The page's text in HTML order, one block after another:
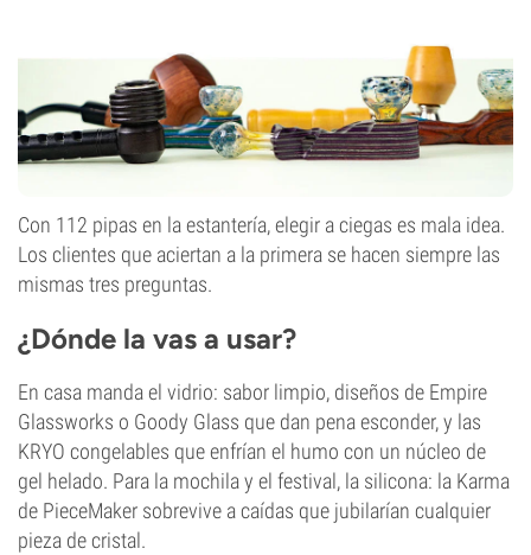
Con 112 pipas en la estantería, elegir a ciegas es mala idea.
Los clientes que aciertan a la primera se hacen siempre las
mismas tres preguntas.
¿Dónde la vas a usar?
En casa manda el vidrio: sabor limpio, diseños de Empire
Glassworks o Goody Glass que dan pena esconder, y las
KRYO congelables que enfrían el humo con un núcleo de
gel helado. Para la mochila y el festival, la silicona: la Karma
de PieceMaker sobrevive a caídas que jubilarían cualquier
pieza de cristal.